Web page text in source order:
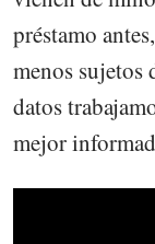
préstamo
menos sujetos
datos
mejor